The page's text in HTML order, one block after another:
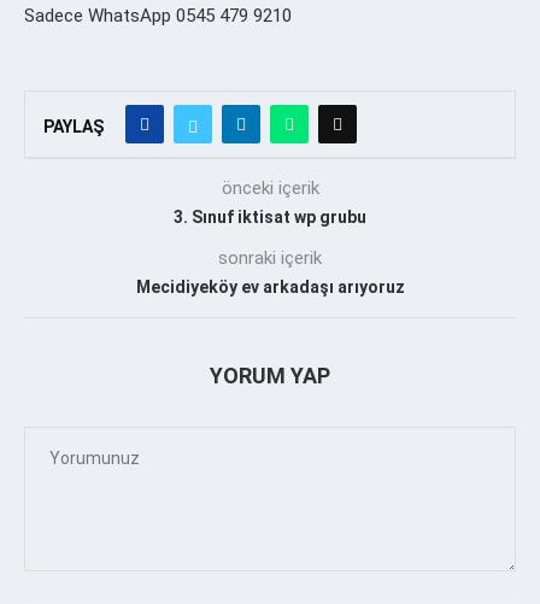
Sadece WhatsApp 0545 479 9210
PAYLAŞ
önceki içerik
3. Sınuf iktisat wp grubu
sonraki içerik
Mecidiyeköy ev arkadaşı arıyoruz
YORUM YAP